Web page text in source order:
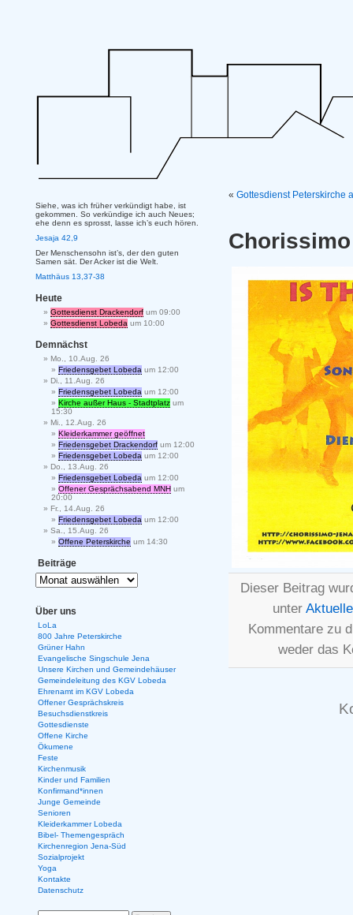
« Gottesdienst Peterskirche
Dieser Beitrag
unter
Kommentare zu
weder das
Siehe, was ich früher verkündigt habe, ist
gekommen. So verkündige ich auch Neues;
ehe denn es sprosst, lasse ich’s euch hören.
Jesaja 42,9
Der Menschensohn ist’s, der den guten
Samen sät. Der Acker ist die Welt.
Matthäus 13,37-38
Heute
Gottesdienst Drackendorf um 09:00
Gottesdienst Lobeda um 10:00
Demnächst
Mo., 10.Aug. 26
Friedensgebet Lobeda um 12:00
Di., 11.Aug. 26
Friedensgebet Lobeda um 12:00
Kirche außer Haus - Stadtplatz um
15:30
Mi., 12.Aug. 26
Kleiderkammer geöffnet
Friedensgebet Drackendorf um 12:00
Friedensgebet Lobeda um 12:00
Do., 13.Aug. 26
Friedensgebet Lobeda um 12:00
Offener Gesprächsabend MNH um
20:00
Fr., 14.Aug. 26
Friedensgebet Lobeda um 12:00
Sa., 15.Aug. 26
Offene Peterskirche um 14:30
Beiträge
Über uns
LoLa
800 Jahre Peterskirche
Grüner Hahn
Evangelische Singschule Jena
Unsere Kirchen und Gemeindehäuser
Gemeindeleitung des KGV Lobeda
Ehrenamt im KGV Lobeda
Offener Gesprächskreis
Besuchsdienstkreis
Gottesdienste
Offene Kirche
Ökumene
Feste
Kirchenmusik
Kinder und Familien
Konfirmand*innen
Junge Gemeinde
Senioren
Kleiderkammer Lobeda
Bibel- Themengespräch
Kirchenregion Jena-Süd
Sozialprojekt
Yoga
Kontakte
Datenschutz